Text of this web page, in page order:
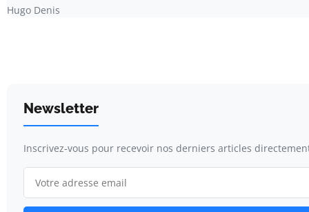
Hugo Denis
Newsletter
Inscrivez-vous pour recevoir nos derniers articles